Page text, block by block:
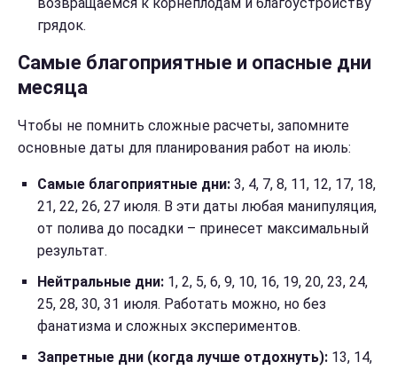
возвращаемся к корнеплодам и благоустройству
грядок.
Самые благоприятные и опасные дни
месяца
Чтобы не помнить сложные расчеты, запомните
основные даты для планирования работ на июль:
Самые благоприятные дни: 3, 4, 7, 8, 11, 12, 17, 18,
21, 22, 26, 27 июля. В эти даты любая манипуляция,
от полива до посадки – принесет максимальный
результат.
Нейтральные дни: 1, 2, 5, 6, 9, 10, 16, 19, 20, 23, 24,
25, 28, 30, 31 июля. Работать можно, но без
фанатизма и сложных экспериментов.
Запретные дни (когда лучше отдохнуть): 13, 14,